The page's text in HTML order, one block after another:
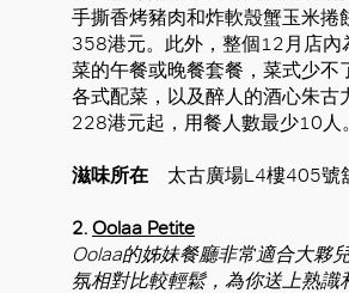
手撕香烤豬肉和炸軟殼蟹玉米捲
358港元。此外，整個12月店內
菜的午餐或晚餐套餐，菜式少不
各式配菜，以及醉人的酒心朱古
228港元起，用餐人數最少10人。
滋味所在 太古廣場L4樓405號
2. Oolaa Petite
Oolaa的姊妹餐廳非常適合大夥
氛相對比較輕鬆，為你送上熟識